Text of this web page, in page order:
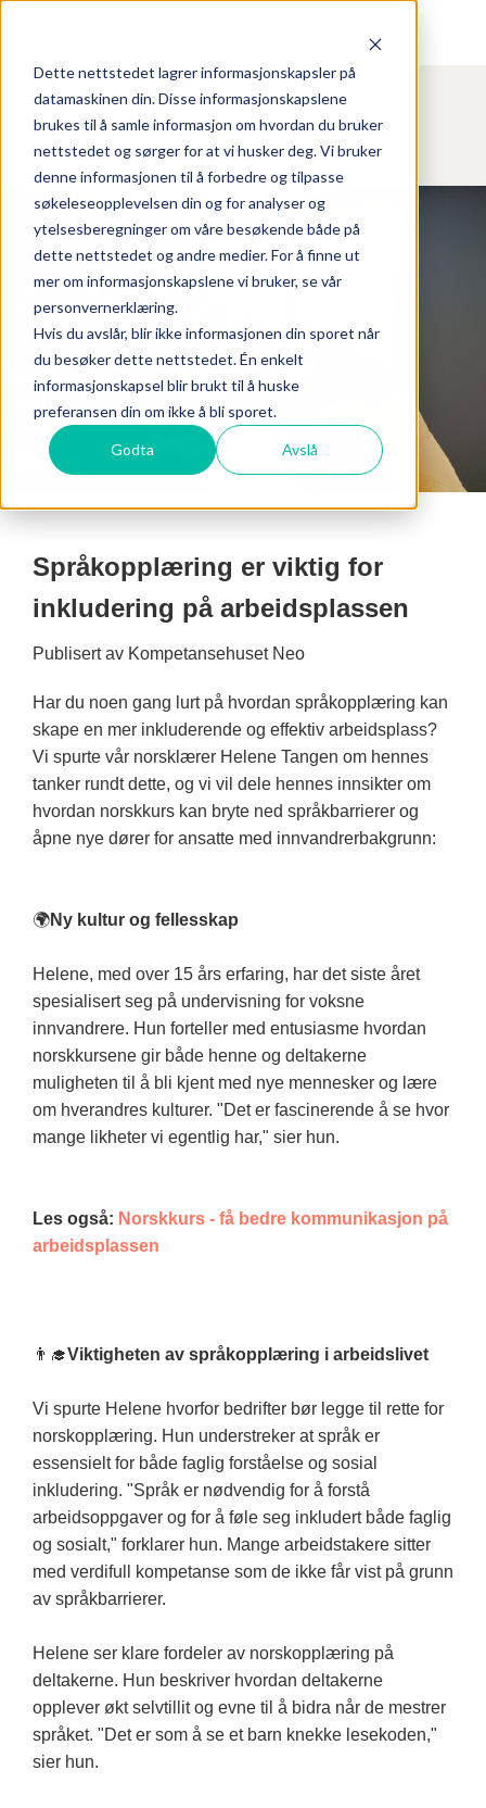
Dette nettstedet lagrer informasjonskapsler på
datamaskinen din. Disse informasjonskapslene
brukes til å samle informasjon om hvordan du bruker
nettstedet og sørger for at vi husker deg. Vi bruker
denne informasjonen til å forbedre og tilpasse
søkeleseopplevelsen din og for analyser og
ytelsesberegninger om våre besøkende både på
dette nettstedet og andre medier. For å finne ut
mer om informasjonskapslene vi bruker, se vår
personvernerklæring.
Hvis du avslår, blir ikke informasjonen din sporet når
du besøker dette nettstedet. Én enkelt
informasjonskapsel blir brukt til å huske
preferansen din om ikke å bli sporet.
Godta Avslå
Språkopplæring er viktig for
inkludering på arbeidsplassen
Publisert av Kompetansehuset Neo
Har du noen gang lurt på hvordan språkopplæring kan
skape en mer inkluderende og effektiv arbeidsplass?
Vi spurte vår norsklærer Helene Tangen om hennes
tanker rundt dette, og vi vil dele hennes innsikter om
hvordan norskkurs kan bryte ned språkbarrierer og
åpne nye dører for ansatte med innvandrerbakgrunn:
🌍Ny kultur og fellesskap
Helene, med over 15 års erfaring, har det siste året
spesialisert seg på undervisning for voksne
innvandrere. Hun forteller med entusiasme hvordan
norskkursene gir både henne og deltakerne
muligheten til å bli kjent med nye mennesker og lære
om hverandres kulturer. "Det er fascinerende å se hvor
mange likheter vi egentlig har," sier hun.
Les også: Norskkurs - få bedre kommunikasjon på
arbeidsplassen
👨‍🎓Viktigheten av språkopplæring i arbeidslivet
Vi spurte Helene hvorfor bedrifter bør legge til rette for
norskopplæring. Hun understreker at språk er
essensielt for både faglig forståelse og sosial
inkludering. "Språk er nødvendig for å forstå
arbeidsoppgaver og for å føle seg inkludert både faglig
og sosialt," forklarer hun. Mange arbeidstakere sitter
med verdifull kompetanse som de ikke får vist på grunn
av språkbarrierer.
Helene ser klare fordeler av norskopplæring på
deltakerne. Hun beskriver hvordan deltakerne
opplever økt selvtillit og evne til å bidra når de mestrer
språket. "Det er som å se et barn knekke lesekoden,"
sier hun.